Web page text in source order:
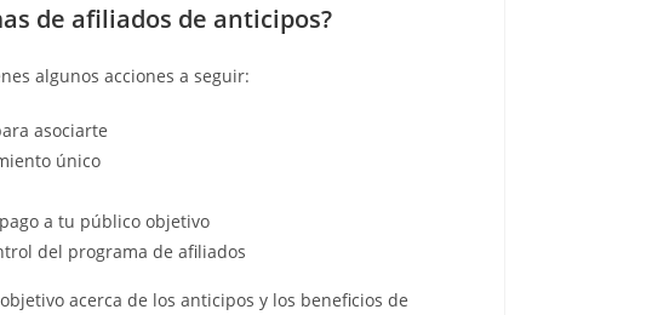
de afiliados de anticipos?
algunos acciones a seguir:
asociarte
único
a tu público objetivo
del programa de afiliados
acerca de los anticipos y los beneficios de